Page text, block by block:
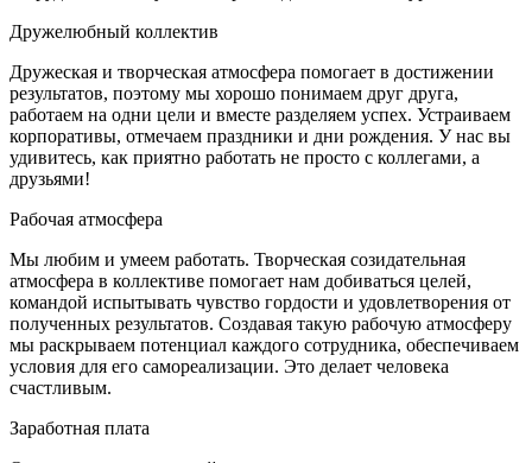
Дружелюбный коллектив
Дружеская и творческая атмосфера помогает в достижении
результатов, поэтому мы хорошо понимаем друг друга,
работаем на одни цели и вместе разделяем успех. Устраиваем
корпоративы, отмечаем праздники и дни рождения. У нас вы
удивитесь, как приятно работать не просто с коллегами, а
друзьями!
Рабочая атмосфера
Мы любим и умеем работать. Творческая созидательная
атмосфера в коллективе помогает нам добиваться целей,
командой испытывать чувство гордости и удовлетворения от
полученных результатов. Создавая такую рабочую атмосферу
мы раскрываем потенциал каждого сотрудника, обеспечиваем
условия для его самореализации. Это делает человека
счастливым.
Заработная плата